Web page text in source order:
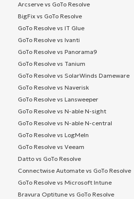
Arcserve vs GoTo Resolve
BigFix vs GoTo Resolve
GoTo Resolve vs IT Glue
GoTo Resolve vs Ivanti
GoTo Resolve vs Panorama9
GoTo Resolve vs Tanium
GoTo Resolve vs SolarWinds Dameware
GoTo Resolve vs Naverisk
GoTo Resolve vs Lansweeper
GoTo Resolve vs N-able N-sight
GoTo Resolve vs N-able N-central
GoTo Resolve vs LogMeIn
GoTo Resolve vs Veeam
Datto vs GoTo Resolve
Connectwise Automate vs GoTo Resolve
GoTo Resolve vs Microsoft Intune
Bravura Optitune vs GoTo Resolve